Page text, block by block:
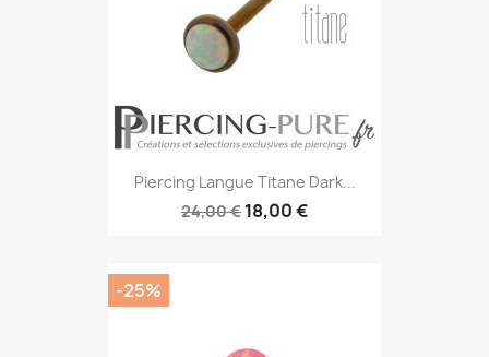
Piercing Langue Titane Dark...
24,00 € 18,00 €
-25%